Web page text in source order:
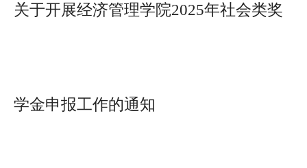
关于开展经济管理学院2025年社会类奖
学金申报工作的通知